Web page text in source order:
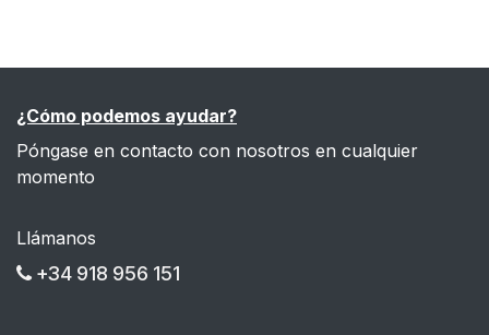
¿Cómo podemos ayudar?
Póngase en contacto con nosotros en cualquier
momento
Llámanos
+34 918 956 151